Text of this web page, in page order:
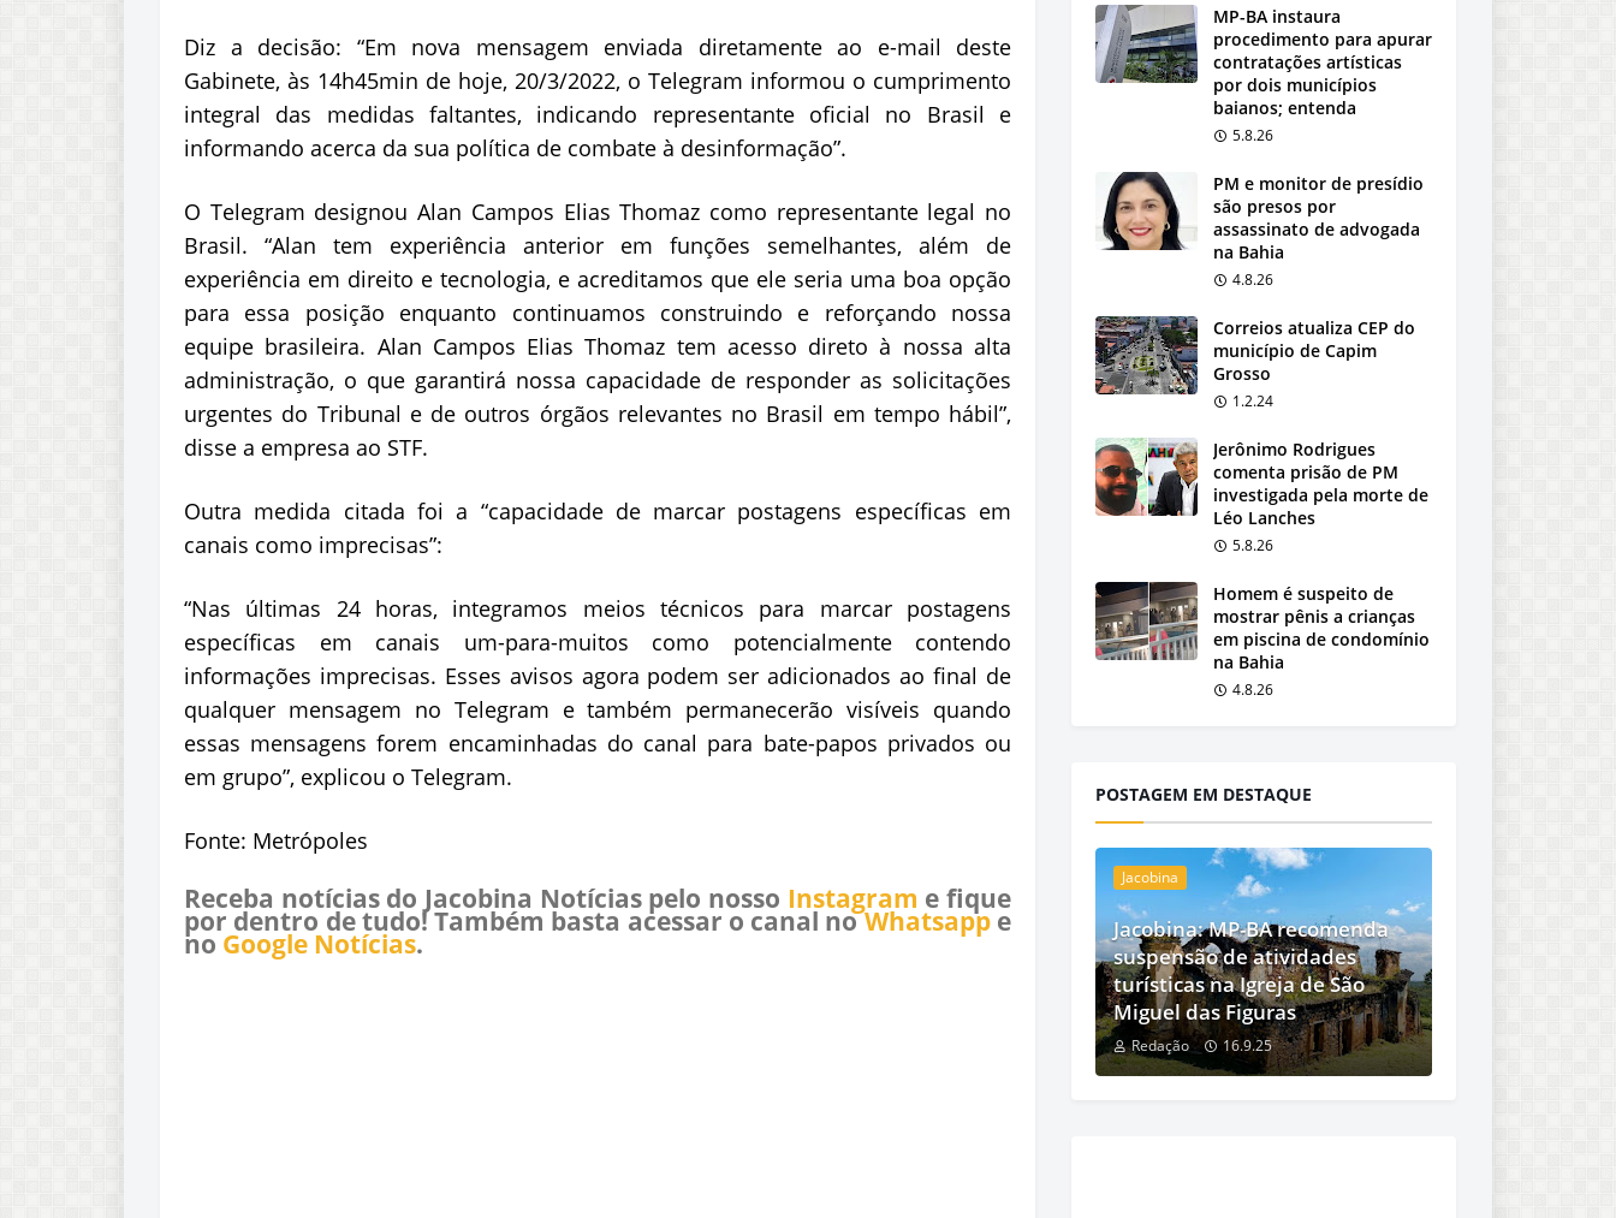
Diz a decisão: “Em nova mensagem enviada diretamente ao e-mail deste
Gabinete, às 14h45min de hoje, 20/3/2022, o Telegram informou o cumprimento
integral das medidas faltantes, indicando representante oficial no Brasil e
informando acerca da sua política de combate à desinformação”.
O Telegram designou Alan Campos Elias Thomaz como representante legal no
Brasil. “Alan tem experiência anterior em funções semelhantes, além de
experiência em direito e tecnologia, e acreditamos que ele seria uma boa opção
para essa posição enquanto continuamos construindo e reforçando nossa
equipe brasileira. Alan Campos Elias Thomaz tem acesso direto à nossa alta
administração, o que garantirá nossa capacidade de responder as solicitações
urgentes do Tribunal e de outros órgãos relevantes no Brasil em tempo hábil”,
disse a empresa ao STF.
Outra medida citada foi a “capacidade de marcar postagens específicas em
canais como imprecisas”:
“Nas últimas 24 horas, integramos meios técnicos para marcar postagens
específicas em canais um-para-muitos como potencialmente contendo
informações imprecisas. Esses avisos agora podem ser adicionados ao final de
qualquer mensagem no Telegram e também permanecerão visíveis quando
essas mensagens forem encaminhadas do canal para bate-papos privados ou
em grupo”, explicou o Telegram.
Fonte: Metrópoles
Receba notícias do Jacobina Notícias pelo nosso Instagram e fique
por dentro de tudo! Também basta acessar o canal noWhatsappe
no Google Notícias.
MP-BA instaura
procedimento para apurar
contratações artísticas
por dois municípios
baianos; entenda
5.8.26
PM e monitor de presídio
são presos por
assassinato de advogada
na Bahia
4.8.26
Correios atualiza CEP do
município de Capim
Grosso
1.2.24
Jerônimo Rodrigues
comenta prisão de PM
investigada pela morte de
Léo Lanches
5.8.26
Homem é suspeito de
mostrar pênis a crianças
em piscina de condomínio
na Bahia
4.8.26
POSTAGEM EM DESTAQUE
Jacobina
Jacobina: MP-BA recomenda
suspensão de atividades
turísticas na Igreja de São
Miguel das Figuras
Redação 16.9.25